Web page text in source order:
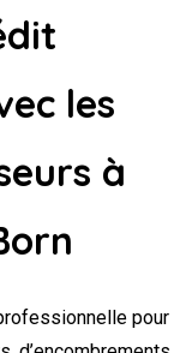
les
à
pour